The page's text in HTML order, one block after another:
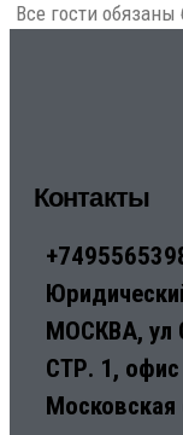
Все гости
Контакты
МОСКВА, ул
СТР. 1,
Московская